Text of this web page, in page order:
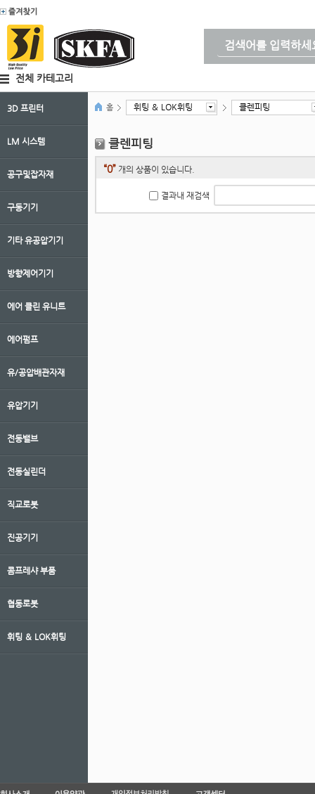
전체 카테고리
3D 프린터
LM 시스템
공구및잡자재
구동기기
기타 유공압기기
방향제어기기
에어 클린 유니트
에어펌프
유/공압배관자재
유압기기
전동밸브
전동실린더
직교로봇
진공기기
콤프레샤 부품
협동로봇
휘팅 ＆ LOK휘팅
홈 휘팅 ＆ LOK휘팅 클렌피팅
클렌피팅
“0” 개의 상품이 있습니다.
결과내 재검색